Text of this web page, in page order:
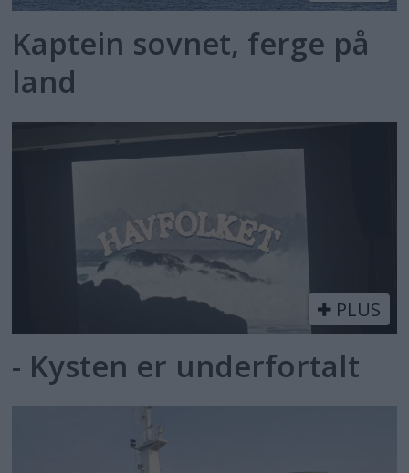
Kaptein sovnet, ferge på
land
PLUS
- Kysten er underfortalt